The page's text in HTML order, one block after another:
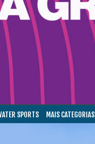
SPORTS MAIS CATEGORIAS